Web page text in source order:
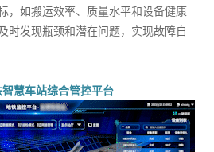
，如搬运效率、质量水平和设备健康
时发现瓶颈和潜在问题，实现故障自
慧车站综合管控平台